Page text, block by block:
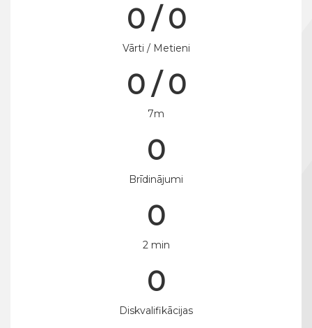
0 / 0
Vārti / Metieni
0 / 0
7m
0
Brīdinājumi
0
2 min
0
Diskvalifikācijas